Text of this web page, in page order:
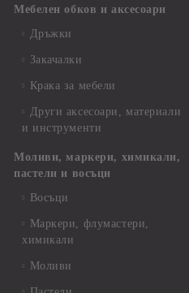
Мебелен обков и аксесоари
Дръжки
Закачалки
Крака за мебели
Други аксесоари, материали
и инструменти
Моливи, маркери, химикали,
пастели и восъци
Восъци
Маркери, флумастери,
химикали
Моливи